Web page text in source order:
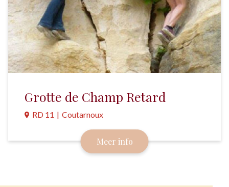
Grotte de Champ Retard
RD 11 | Coutarnoux
Klimmen houdt hier het midden tussen
Accrobranche (boomklimmen) en Via Ferrata
(bergklimmen). Deze oude steengroeve is de enige
Meer info